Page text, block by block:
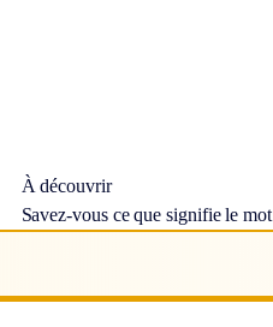
À découvrir
Savez-vous ce que signifie le mot